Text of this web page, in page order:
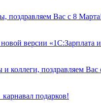
поздравляем Вас с 8
версии «1С:Зарплата
коллеги, поздравляем
подарков!